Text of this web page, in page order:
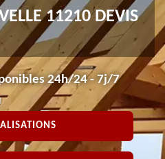
11210 DEVIS
24h/24 - 7j/7